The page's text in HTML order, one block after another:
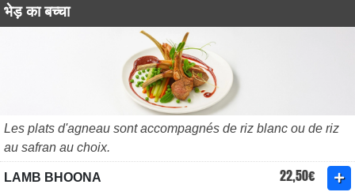
भेड़ का बच्चा
Les plats d'agneau sont accompagnés de riz blanc ou de riz
au safran au choix.
LAMB BHOONA 22,50€